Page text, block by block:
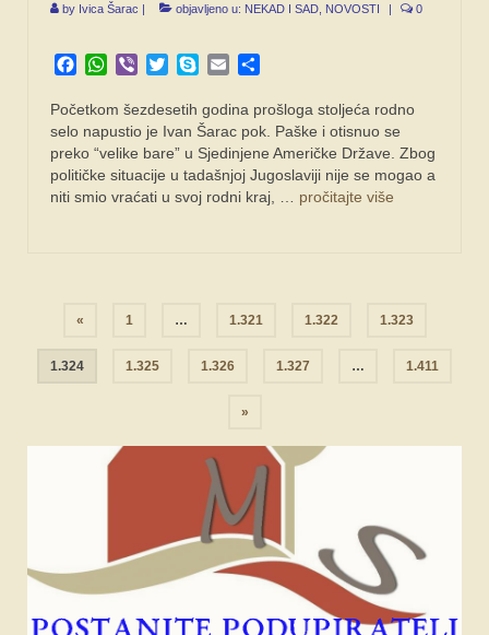
by Ivica Šarac | objavljeno u: NEKAD I SAD NOVOSTI | 0
Facebook
WhatsApp
Viber TwitterSkypeEmail
Početkom šezdesetih godina prošloga stoljeća rodno
selo napustio je Ivan Šarac pok. Paške i otisnuo se
preko “velike bare” u Sjedinjene Američke Države. Zbog
političke situacije u tadašnjoj Jugoslaviji nije se mogao a
niti smio vraćati u svoj rodni kraj, … pročitajte više
Navigacija
objava
« 1 … 1.321 1.322 1.323
1.324 1.325 1.326 1.327 … 1.411
»